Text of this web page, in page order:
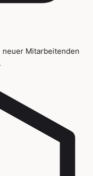
Mitarbeitenden